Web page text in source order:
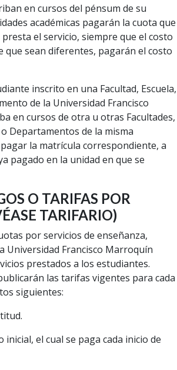
en cursos del pénsum de su
académicas pagarán la cuota que
el servicio, siempre que el costo
que sean diferentes, pagarán el costo
inscrito en una Facultad, Escuela,
de la Universidad Francisco
en cursos de otra u otras Facultades,
Departamentos de la misma
la matrícula correspondiente, a
pagado en la unidad en que se
O TARIFAS POR
TARIFARIO)
por servicios de enseñanza,
Universidad Francisco Marroquín
prestados a los estudiantes.
las tarifas vigentes para cada
siguientes:
inicial, el cual se paga cada inicio de